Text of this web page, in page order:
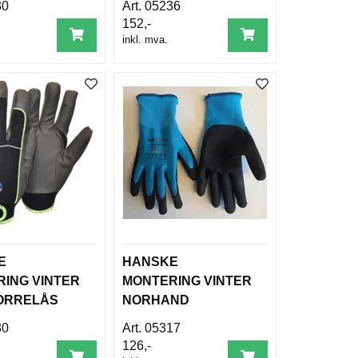
05236
152,-
inkl. mva.
VINTER
HANSKE
MONTERING VINTER
NORHAND
05317
126,-